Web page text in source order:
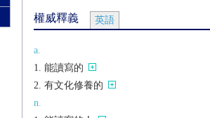
權威釋義 英語
a.
能讀寫的
有文化修養的
n.